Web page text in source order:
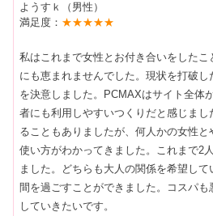
ようすｋ（男性）
満足度： ★★★★★
私はこれまで女性とお付き合いをした
にも恵まれませんでした。現状を打破
を決意しました。PCMAXはサイト全体
者にも利用しやすいつくりだと感じまし
ることもありましたが、何人かの女性
使い方がわかってきました。これまで2
ました。どちらも大人の関係を希望し
間を過ごすことができました。コスパ
していきたいです。